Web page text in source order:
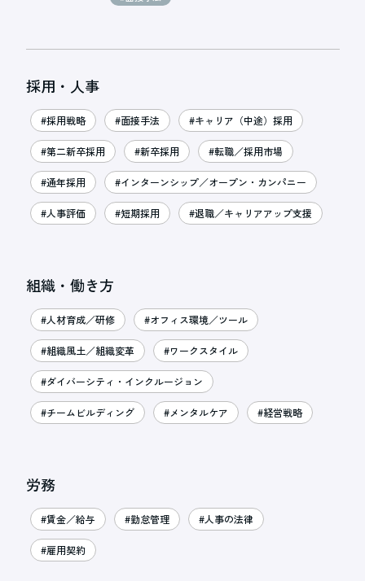
採用・人事
#採用戦略 #面接手法 #キャリア（中途）採用
#第二新卒採用 #新卒採用 #転職／採用市場
#通年採用 #インターンシップ／オープン・カンパニー
#人事評価 #短期採用 #退職／キャリアアップ支援
組織・働き方
#人材育成／研修 #オフィス環境／ツール
#組織風土／組織変革 #ワークスタイル
#ダイバーシティ・インクルージョン
#チームビルディング #メンタルケア #経営戦略
労務
#賃金／給与 #勤怠管理 #人事の法律
#雇用契約